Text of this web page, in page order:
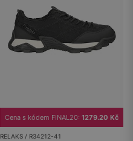
Cena s kódem FINAL20: 1279.20 Kč
RELAKS / R34212-41